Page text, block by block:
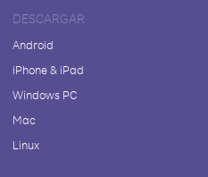
DESCARGAR
Android
iPhone & iPad
Windows PC
Mac
Linux